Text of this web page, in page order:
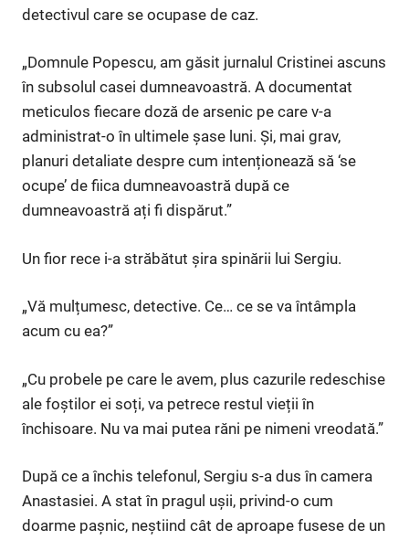
detectivul care se ocupase de caz.
„Domnule Popescu, am găsit jurnalul Cristinei ascuns
în subsolul casei dumneavoastră. A documentat
meticulos fiecare doză de arsenic pe care v-a
administrat-o în ultimele șase luni. Și, mai grav,
planuri detaliate despre cum intenționează să ‘se
ocupe’ de fiica dumneavoastră după ce
dumneavoastră ați fi dispărut.”
Un fior rece i-a străbătut șira spinării lui Sergiu.
„Vă mulțumesc, detective. Ce… ce se va întâmpla
acum cu ea?”
„Cu probele pe care le avem, plus cazurile redeschise
ale foștilor ei soți, va petrece restul vieții în
închisoare. Nu va mai putea răni pe nimeni vreodată.”
După ce a închis telefonul, Sergiu s-a dus în camera
Anastasiei. A stat în pragul ușii, privind-o cum
doarme pașnic, neștiind cât de aproape fusese de un